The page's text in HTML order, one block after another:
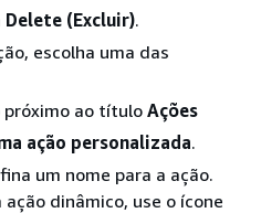
Delete (Excluir).
escolha uma das
próximo ao título Ações
ação personalizada.
um nome para a ação.
dinâmico, use o ícone